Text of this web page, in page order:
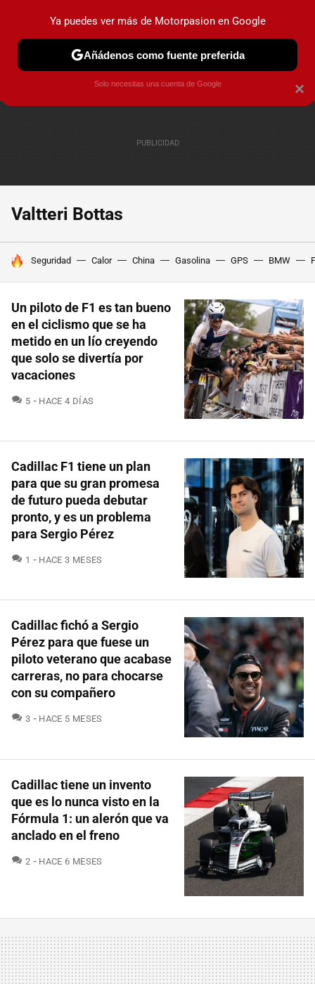
PRUEBAS COCHES ELÉCTRICOS OBSERVATORIO
Valtteri Bottas
HOY SE HABLA DE
Seguridad Calor China Gasolina GPS BMW
Un piloto de F1 es tan bueno
en el ciclismo que se ha
metido en un lío creyendo
que solo se divertía por
vacaciones
5 COMENTARIOS
HACE 4 DÍAS
Cadillac F1 tiene un plan
para que su gran promesa
de futuro pueda debutar
pronto, y es un problema
para Sergio Pérez
1 COMENTARIOS
HACE 3 MESES
Cadillac fichó a Sergio
Pérez para que fuese un
piloto veterano que acabase
carreras, no para chocarse
con su compañero
3 COMENTARIOS
HACE 5 MESES
Cadillac tiene un invento
que es lo nunca visto en la
Fórmula 1: un alerón que va
anclado en el freno
2 COMENTARIOS
HACE 6 MESES
×
Ya puedes ver más de Motorpasion en Google
Añádenos como fuente preferida
Solo necesitas una cuenta de Google